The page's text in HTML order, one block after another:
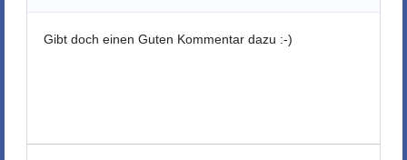
Gibt doch einen Guten Kommentar dazu :-)